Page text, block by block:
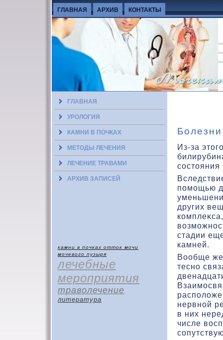
ГЛАВНАЯ АРХИВ КОНТАКТЫ
ГЛАВНАЯ
УРОЛОГИЯ
КАМНИ В ПОЧКАХ
МЕТОДЫ ЛЕЧЕНИЯ
ЛЕЧЕНИЕ ТРАВАМИ
АРХИВ ЗАПИСЕЙ
камни в почках отток мочи
мочевого пузыря
лечебные
мероприятия
траволечение
литература
Из-за
помощью
других
стадии
камней.
Вообще
тесно
нервной
в них
числе